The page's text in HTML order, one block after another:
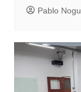
Pablo